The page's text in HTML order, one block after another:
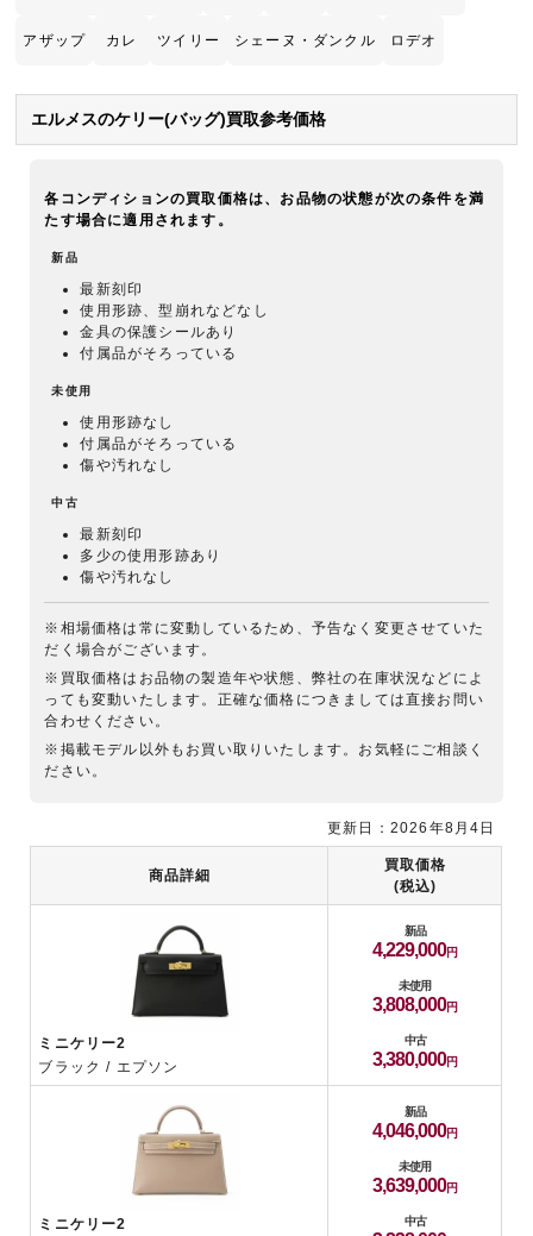
アザップ カレ ツイリー シェーヌ・ダンクル ロデオ
エルメスのケリー(バッグ)買取参考価格
各コンディションの買取価格は、お品物の状態が次の条件を満
たす場合に適用されます。
新品
最新刻印
使用形跡、型崩れなどなし
金具の保護シールあり
付属品がそろっている
未使用
使用形跡なし
付属品がそろっている
傷や汚れなし
中古
最新刻印
多少の使用形跡あり
傷や汚れなし
※相場価格は常に変動しているため、予告なく変更させていた
だく場合がございます。
※買取価格はお品物の製造年や状態、弊社の在庫状況などによ
っても変動いたします。正確な価格につきましては直接お問い
合わせください。
※掲載モデル以外もお買い取りいたします。お気軽にご相談く
ださい。
商品詳細
買取価格
(税込)
ミニケリー2
ブラック / エプソン
新品
4,229,000
未使用
3,808,000
中古
3,380,000
ミニケリー2
新品
4,046,000
未使用
3,639,000
中古
更新日：2026年8月4日